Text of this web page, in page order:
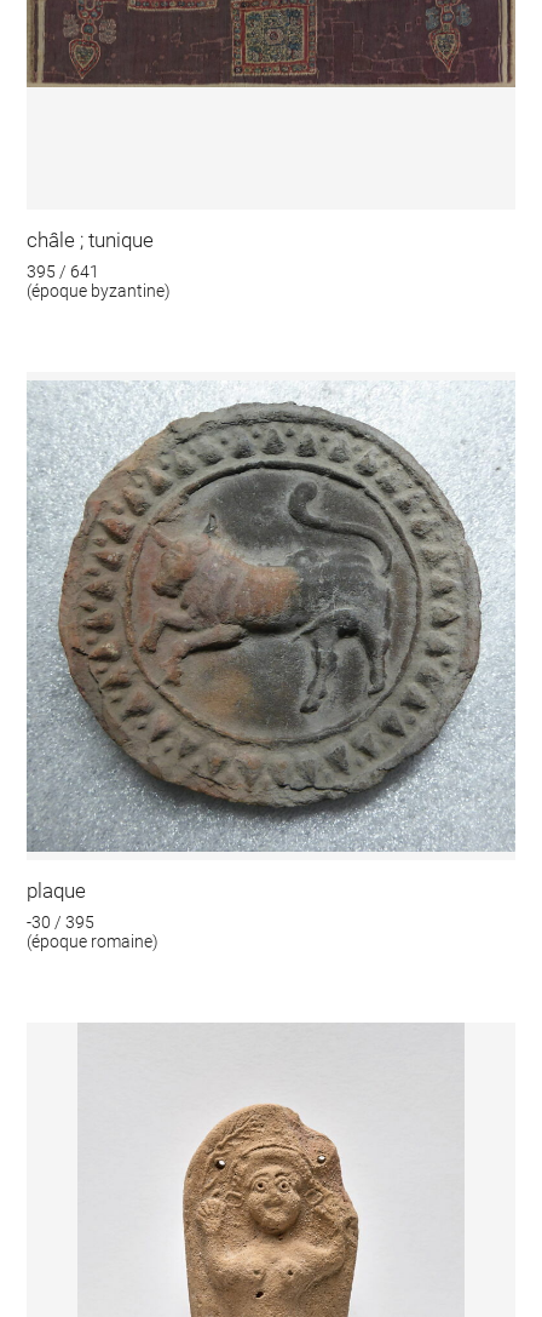
châle ; tunique
395 / 641
(époque byzantine)
plaque
-30 / 395
(époque romaine)